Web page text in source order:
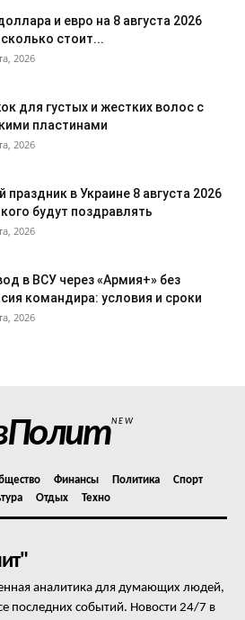
и евро на 8 августа 2026
стоит...
2026
для густых и жестких волос с
пластинами
2026
праздник в Украине 8 августа 2026
будут поздравлять
2026
в ВСУ через «Армия+» без
командира: условия и сроки
2026
NEW
Финансы Политика
Спорт
Отдых Техно
аналитика для думающих людей,
последних событий. Новости 24/7 в